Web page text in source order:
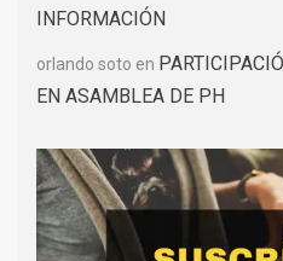
INFORMACIÓN
orlando soto en
EN ASAMBLEA DE PH